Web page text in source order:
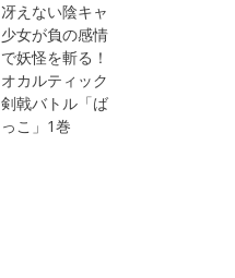
冴えない陰キャ
少女が負の感情
で妖怪を斬る！
オカルティック
剣戟バトル「ば
っこ」1巻